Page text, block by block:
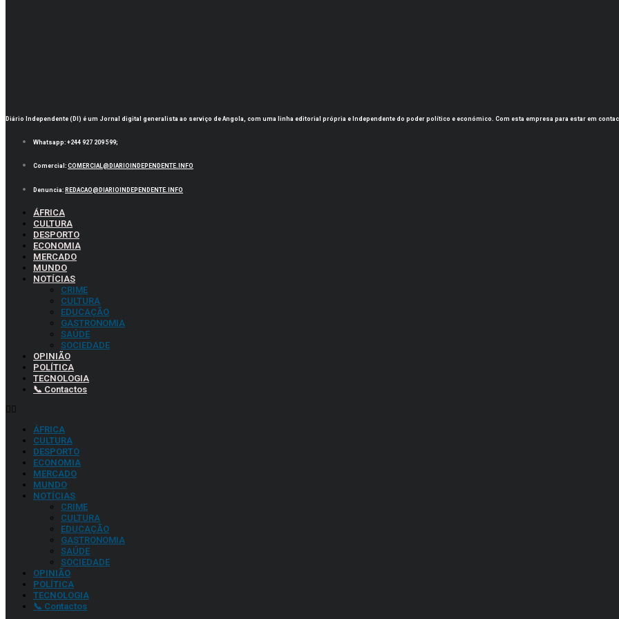
Diário Independente (DI) é um Jornal digital generalista ao serviço de Angola, com uma linha editorial própria e Independente do poder político e económico. Com esta empresa para estar em
Whatsapp: +244 927 209 599;
Comercial: COMERCIAL@DIARIOINDEPENDENTE.INFO
Denuncia: REDACAO@DIARIOINDEPENDENTE.INFO
ÁFRICA
CULTURA
DESPORTO
ECONOMIA
MERCADO
MUNDO
NOTÍCIAS
CRIME
CULTURA
EDUCAÇÃO
GASTRONOMIA
SAÚDE
SOCIEDADE
OPINIÃO
POLÍTICA
TECNOLOGIA
📞 Contactos
ÁFRICA
CULTURA
DESPORTO
ECONOMIA
MERCADO
MUNDO
NOTÍCIAS
CRIME
CULTURA
EDUCAÇÃO
GASTRONOMIA
SAÚDE
SOCIEDADE
OPINIÃO
POLÍTICA
TECNOLOGIA
📞 Contactos